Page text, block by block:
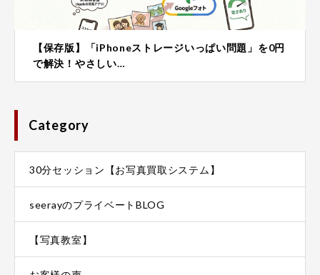
【保存版】「iPhoneストレージいっぱい問題」を0円
で解決！やさしい…
Category
30分セッション【お写真買取システム】
seerayのプライベートBLOG
【写真教室】